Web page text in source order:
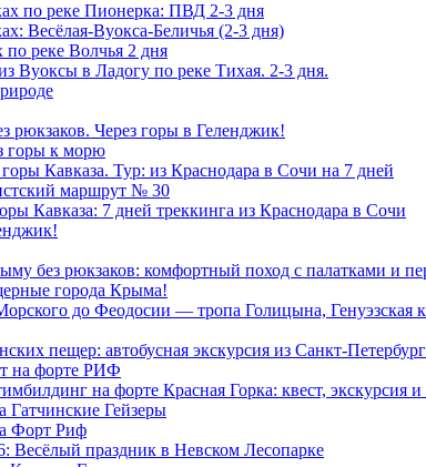
по реке Пионерка: ПВД 2-3 дня
Весёлая-Вуокса-Беличья (2-3 дня)
реке Волчья 2 дня
Вуоксы в Ладогу по реке Тихая. 2-3 дня.
рюкзаков. Через горы в Геленджик!
горы к морю
Кавказа. Тур: из Краснодара в Сочи на 7 дней
маршрут № 30
Кавказа: 7 дней треккинга из Краснодара в Сочи
без рюкзаков: комфортный поход с палатками и
города Крыма!
до Феодосии — тропа Голицына, Генуэзская
пещер: автобусная экскурсия из Санкт-
на форте РИФ
на форте Красная Горка: квест, экскурсия и
Гейзеры
Форт Риф
Весёлый праздник в Невском Лесопарке